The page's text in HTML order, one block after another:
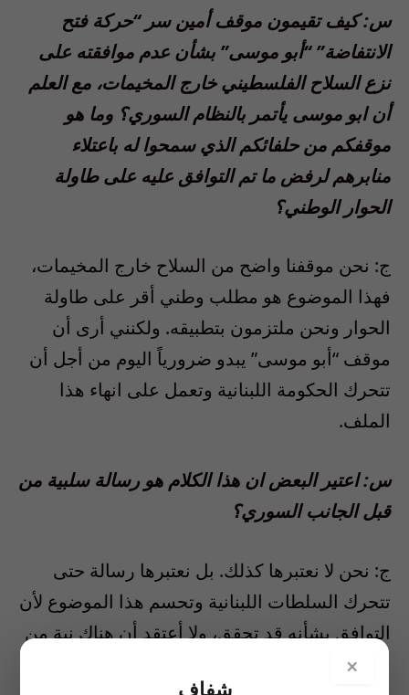
س: كيف تقيمون موقف أمين سر “حركة فتح
الانتفاضة” “أبو موسى” بشأن عدم موافقته على
نزع السلاح الفلسطيني خارج المخيمات، مع العلم
أن ابو موسى يأتمر بالنظام السوري؟ وما هو
موقفكم من حلفائكم الذي سمحوا له باعتلاء
منابرهم لرفض ما تم التوافق عليه على طاولة
الحوار الوطني؟
ج: نحن موقفنا واضح من السلاح خارج المخيمات،
فهذا الموضوع هو مطلب وطني أقر على طاولة
الحوار ونحن ملتزمون بتطبيقه. ولكنني أرى أن
موقف “أبو موسى” يبدو ضرورياً اليوم من أجل أن
تتحرك الحكومة اللبنانية وتعمل على انهاء هذا
الملف.
س: اعتير البعض ان هذا الكلام هو رسالة سلبية من
قبل الجانب السوري؟
ج: نحن لا نعتبرها كذلك. بل نعتبرها رسالة حتى
تتحرك السلطات اللبنانية وتحسم هذا الموضوع لأن
التوافق بشأنه قد تحقق، ولا أعتقد أن هناك نية من
قبل اطراف لبنانية للتراجع عنه.
×
شفاف